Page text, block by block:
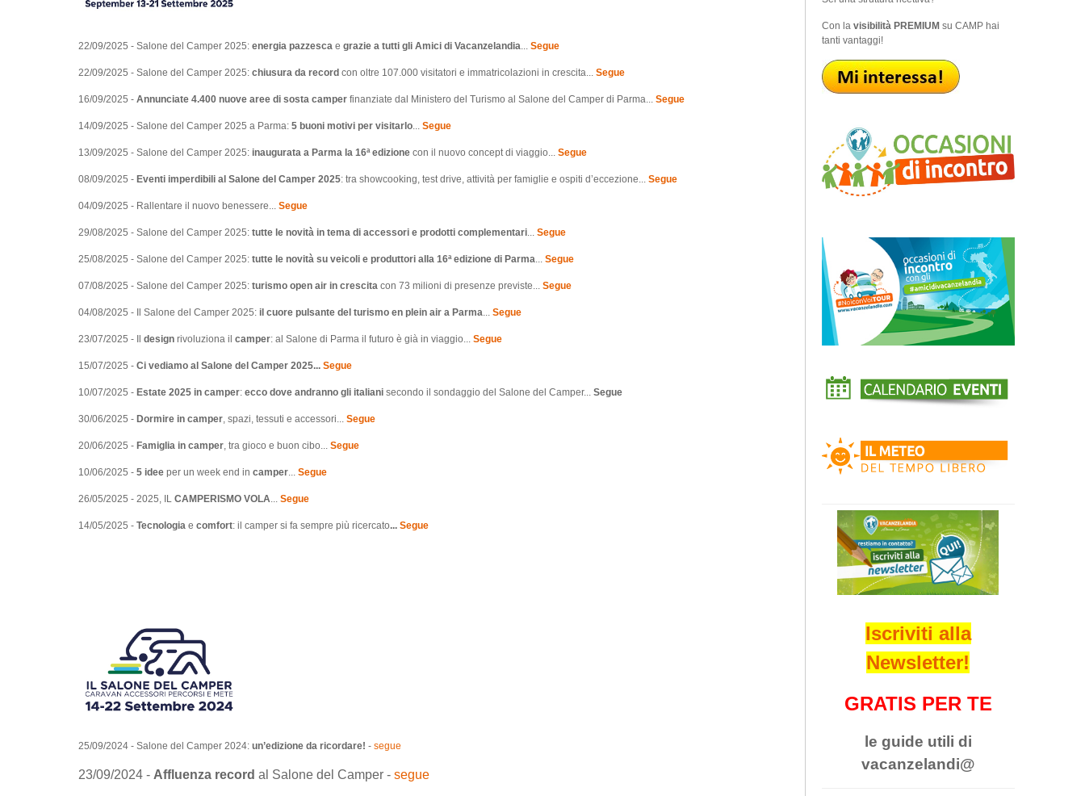
22/09/2025 - Salone del Camper 2025: energia pazzesca e grazie a tutti gli Amici di Vacanzelandia... Segue
22/09/2025 - Salone del Camper 2025: chiusura da record con oltre 107.000 visitatori e immatricolazioni in crescita... Segue
16/09/2025 - Annunciate 4.400 nuove aree di sosta camper finanziate dal Ministero del Turismo al Salone del Camper di Parma... Segue
14/09/2025 - Salone del Camper 2025 a Parma: 5 buoni motivi per visitarlo... Segue
13/09/2025 - Salone del Camper 2025: inaugurata a Parma la 16ª edizione con il nuovo concept di viaggio... Segue
08/09/2025 - Eventi imperdibili al Salone del Camper 2025: tra showcooking, test drive, attività per famiglie e ospiti d’eccezione... Segue
04/09/2025 - Rallentare il nuovo benessere... Segue
29/08/2025 - Salone del Camper 2025: tutte le novità in tema di accessori e prodotti complementari... Segue
25/08/2025 - Salone del Camper 2025: tutte le novità su veicoli e produttori alla 16ª edizione di Parma... Segue
07/08/2025 - Salone del Camper 2025: turismo open air in crescita con 73 milioni di presenze previste... Segue
04/08/2025 - Il Salone del Camper 2025: il cuore pulsante del turismo en plein air a Parma... Segue
23/07/2025 - Il design rivoluziona il camper: al Salone di Parma il futuro è già in viaggio... Segue
15/07/2025 - Ci vediamo al Salone del Camper 2025... Segue
10/07/2025 - Estate 2025 in camper: ecco dove andranno gli italiani secondo il sondaggio del Salone del Camper... Segue
30/06/2025 - Dormire in camper, spazi, tessuti e accessori... Segue
20/06/2025 - Famiglia in camper, tra gioco e buon cibo... Segue
10/06/2025 - 5 idee per un week end in camper... Segue
26/05/2025 - 2025, IL CAMPERISMO VOLA... Segue
14/05/2025 - Tecnologia e comfort: il camper si fa sempre più ricercato... Segue
25/09/2024 - Salone del Camper 2024: un’edizione da ricordare! - segue
23/09/2024 - Affluenza record al Salone del Camper - segue
Con la visibilità PREMIUMsu CAMP hai
tanti vantaggi!
Iscriviti alla
Newsletter!
GRATIS PER TE
le guide utili di
vacanzelandi@